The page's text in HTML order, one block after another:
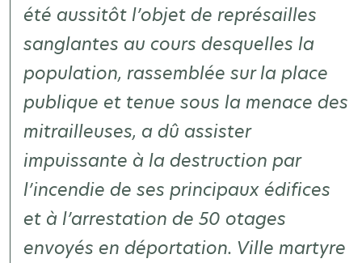
été aussitôt l’objet de représailles
sanglantes au cours desquelles la
population, rassemblée sur la place
publique et tenue sous la menace des
mitrailleuses, a dû assister
impuissante à la destruction par
l’incendie de ses principaux édifices
et à l’arrestation de 50 otages
envoyés en déportation. Ville martyre